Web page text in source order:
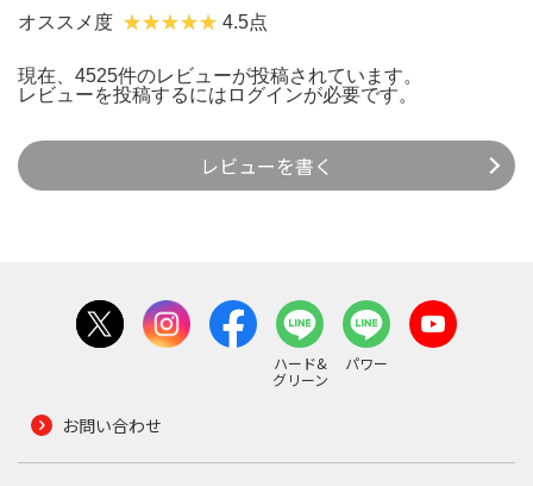
オススメ度 4.5点
現在、4525件のレビューが投稿されています。
レビューを投稿するには ログインが必要です。
レビューを書く
ハード&
グリーン
パワー
お問い合わせ